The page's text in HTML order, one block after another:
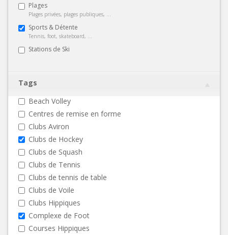
Plages
Plages privées, plages publiques, ...
Sports & Détente
Tennis, foot, skateboard, ...
Stations de Ski
Tags
Beach Volley
Centres de remise en forme
Clubs Aviron
Clubs de Hockey
Clubs de Squash
Clubs de Tennis
Clubs de tennis de table
Clubs de Voile
Clubs Hippiques
Complexe de Foot
Courses Hippiques